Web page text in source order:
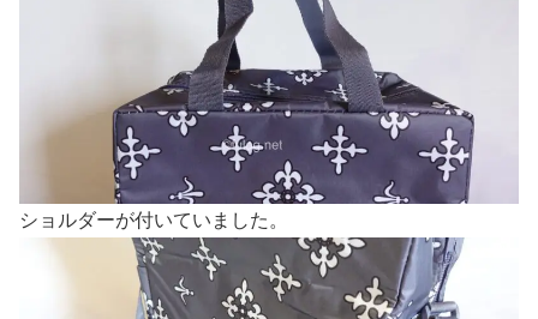
ショルダーが付いていました。